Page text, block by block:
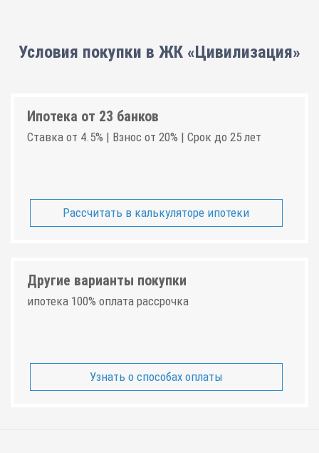
Условия покупки в ЖК «Цивилизация»
Ипотека от 23 банков
Ставка от 4.5% | Взнос от 20% | Срок до 25 лет
Рассчитать в калькуляторе ипотеки
Другие варианты покупки
ипотека 100% оплата рассрочка
Узнать о способах оплаты